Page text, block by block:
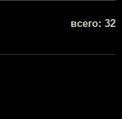
всего: 32